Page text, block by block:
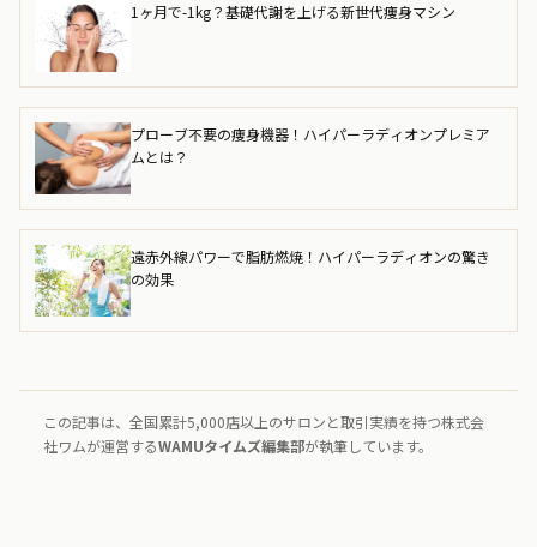
1ヶ月で-1kg？基礎代謝を上げる新世代痩身マシン
プローブ不要の痩身機器！ハイパーラディオンプレミア
ムとは？
遠赤外線パワーで脂肪燃焼！ハイパーラディオンの驚き
の効果
この記事は、全国累計5,000店以上のサロンと取引実績を持つ株式会
社ワムが運営するWAMUタイムズ編集部が執筆しています。